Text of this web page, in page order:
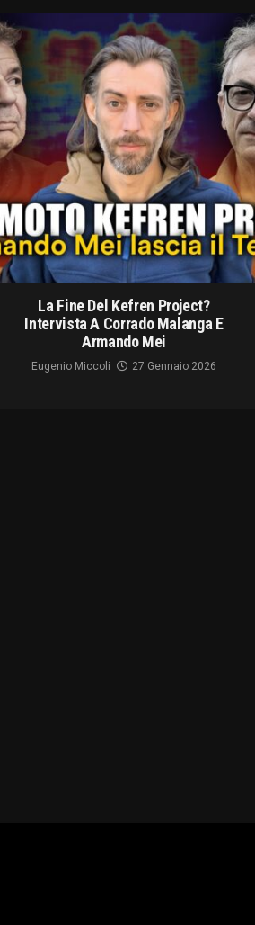
La Fine Del Kefren Project?
Intervista A Corrado Malanga E
Armando Mei
Eugenio Miccoli 27 Gennaio 2026